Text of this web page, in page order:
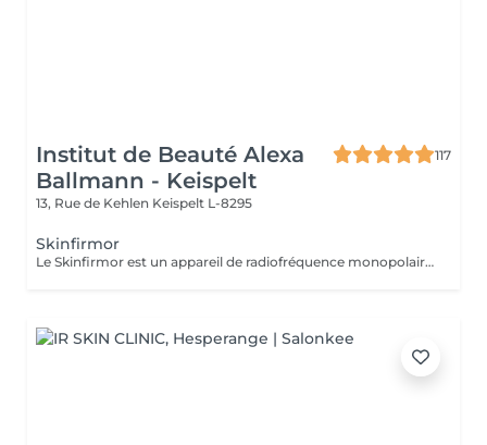
Institut de Beauté Alexa
Ballmann - Keispelt
117
13, Rue de Kehlen Keispelt L-8295
Skinfirmor
Le Skinfirmor est un appareil de radiofréquence monopolaire qui travail sur des rides locaux comme les yeux, la bouche et le frong